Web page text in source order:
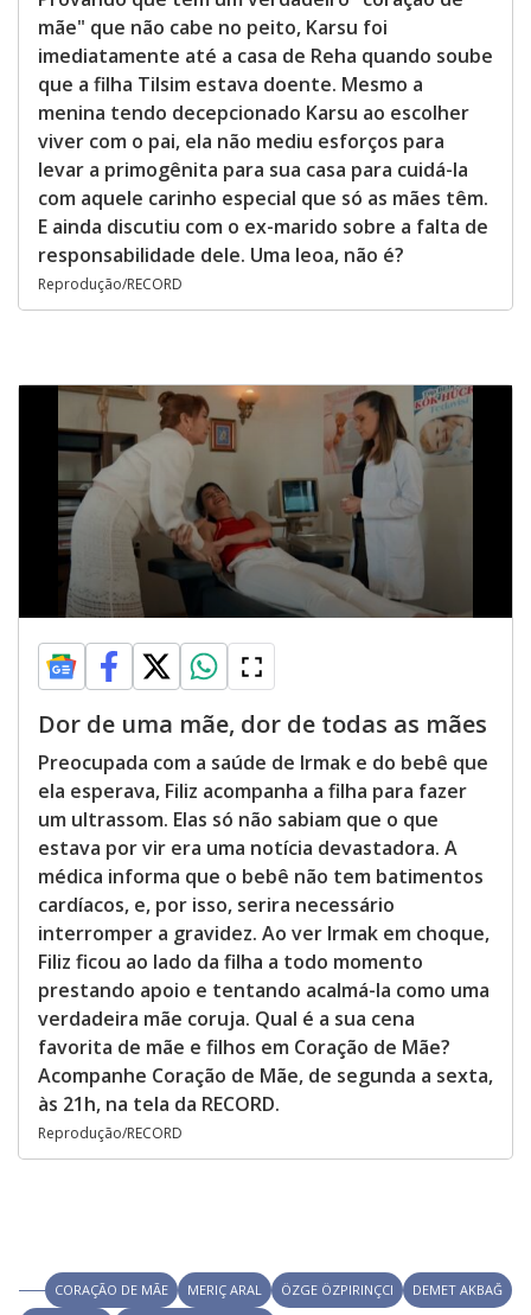
mãe" que não cabe no peito, Karsu foi
imediatamente até a casa de Reha quando soube
que a filha Tilsim estava doente. Mesmo a
menina tendo decepcionado Karsu ao escolher
viver com o pai, ela não mediu esforços para
levar a primogênita para sua casa para cuidá-la
com aquele carinho especial que só as mães têm.
E ainda discutiu com o ex-marido sobre a falta de
responsabilidade dele. Uma leoa, não é?
Reprodução/RECORD
Dor de uma mãe, dor de todas as mães
Preocupada com a saúde de Irmak e do bebê que
ela esperava, Filiz acompanha a filha para fazer
um ultrassom. Elas só não sabiam que o que
estava por vir era uma notícia devastadora. A
médica informa que o bebê não tem batimentos
cardíacos, e, por isso, serira necessário
interromper a gravidez. Ao ver Irmak em choque,
Filiz ficou ao lado da filha a todo momento
prestando apoio e tentando acalmá-la como uma
verdadeira mãe coruja. Qual é a sua cena
favorita de mãe e filhos em Coração de Mãe?
Acompanhe Coração de Mãe, de segunda a sexta,
às 21h, na tela da RECORD.
Reprodução/RECORD
CORAÇÃO DE MÃE MERIÇ ARAL ÖZGE ÖZPIRINÇCI
DEMET AKBAĞ